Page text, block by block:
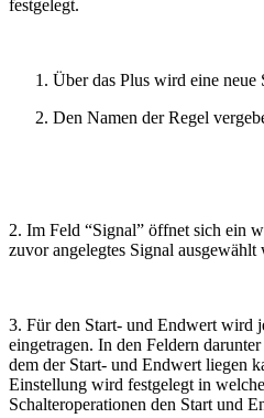
festgelegt.
Über das Plus wird eine neue
Den Namen der Regel
2. Im Feld “Signal” öffnet sich ein
zuvor angelegtes Signal ausgewählt
3. Für den Start- und Endwert wird
eingetragen. In den Feldern
dem der Start- und Endwert liegen
Einstellung wird festgelegt in
Schalteroperationen den Start und